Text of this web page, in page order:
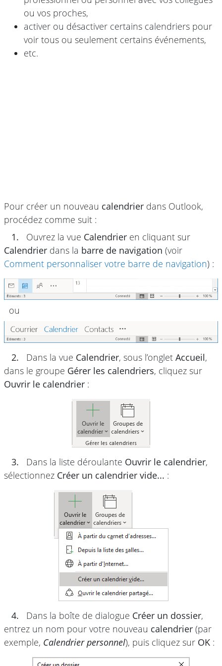
ou vos proches,
activer ou désactiver certains calendriers pour
voir tous ou seulement certains événements,
etc.
Pour créer un nouveau calendrier dans Outlook,
procédez comme suit :
1.
Ouvrez la vue Calendrier en cliquant sur
Calendrier dans la barre de navigation (voir
Comment personnaliser votre barre de navigation) :
ou
2. Dans la vue Calendrier, sous l’onglet Accueil,
dans le groupe Gérer les calendriers, cliquez sur
Ouvrir le calendrier :
3. Dans la liste déroulante Ouvrir le calendrier,
sélectionnez Créer un calendrier vide... :
4. Dans la boîte de dialogue Créer un dossier,
entrez un nom pour votre nouveau calendrier (par
exemple, Calendrier personnel), puis cliquez sur OK :